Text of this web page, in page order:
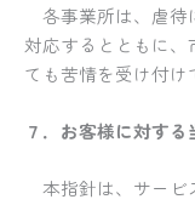
各事業所は、虐待
対応するとともに
ても苦情を受け付け
７．お客様に対す
本指針は、サービ